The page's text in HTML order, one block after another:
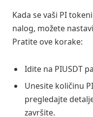
Kada se vaši PI
nalog, možete
Pratite ove korake:
Idite na PIUSDT
Unesite količinu
pregledajte
završite.